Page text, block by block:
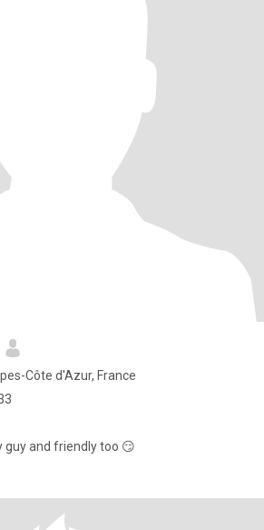
Côte d'Azur, France
guy and friendly too 😏